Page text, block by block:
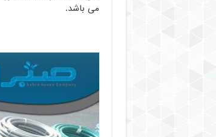
می باشد.